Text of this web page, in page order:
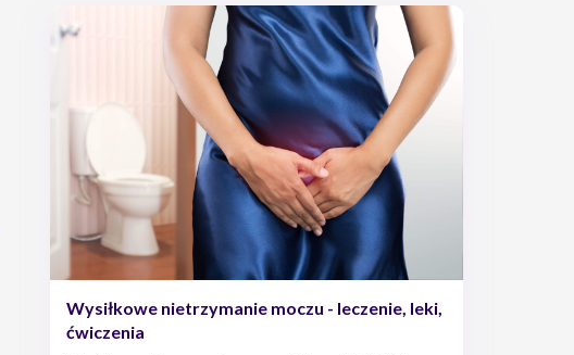
Wysiłkowe nietrzymanie moczu - leczenie, leki,
ćwiczenia